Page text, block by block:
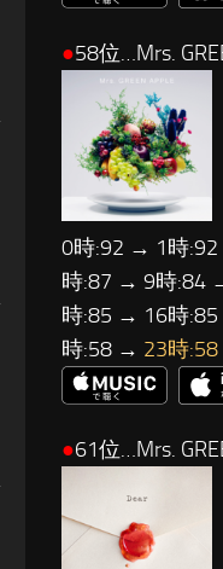
●58位…Mrs.
0時:92 → 1時
時:87 → 9時:84
時:85 → 16時
時:58 → 23時:58
●61位…Mrs.